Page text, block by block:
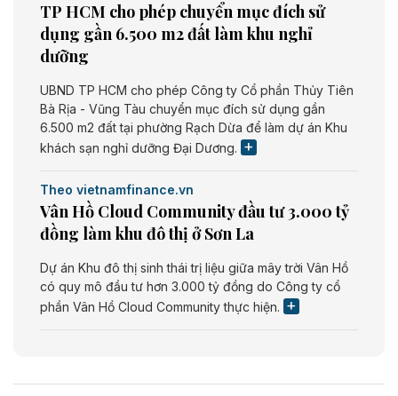
TP HCM cho phép chuyển mục đích sử
dụng gần 6.500 m2 đất làm khu nghỉ
dưỡng
UBND TP HCM cho phép Công ty Cổ phần Thủy Tiên
Bà Rịa - Vũng Tàu chuyển mục đích sử dụng gần
6.500 m2 đất tại phường Rạch Dừa để làm dự án Khu
khách sạn nghỉ dưỡng Đại Dương.
Theo vietnamfinance.vn
Vân Hồ Cloud Community đầu tư 3.000 tỷ
đồng làm khu đô thị ở Sơn La
Dự án Khu đô thị sinh thái trị liệu giữa mây trời Vân Hồ
có quy mô đầu tư hơn 3.000 tỷ đồng do Công ty cổ
phần Vân Hồ Cloud Community thực hiện.